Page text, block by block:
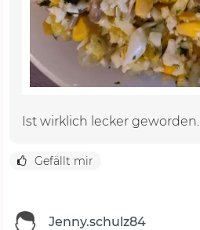
Ist wirklich lecker geworden.
Gefällt mir
Jenny.schulz84